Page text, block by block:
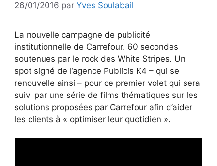
26/01/2016 par Yves Soulabail
La nouvelle campagne de publicité
institutionnelle de Carrefour. 60 secondes
soutenues par le rock des White Stripes. Un
spot signé de l’agence Publicis K4 – qui se
renouvelle ainsi – pour ce premier volet qui sera
suivi par une série de films thématiques sur les
solutions proposées par Carrefour afin d’aider
les clients à « optimiser leur quotidien ».